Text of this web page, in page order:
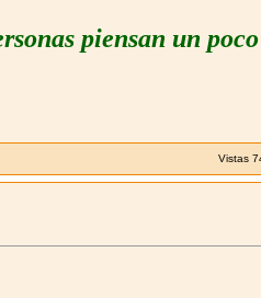
piensan un
Vistas